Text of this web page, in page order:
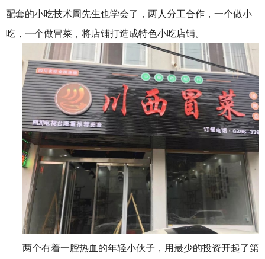
配套的小吃技术周先生也学会了，两人分工合作，一个做小
吃，一个做冒菜，将店铺打造成特色小吃店铺。
两个有着一腔热血的年轻小伙子，用最少的投资开起了第